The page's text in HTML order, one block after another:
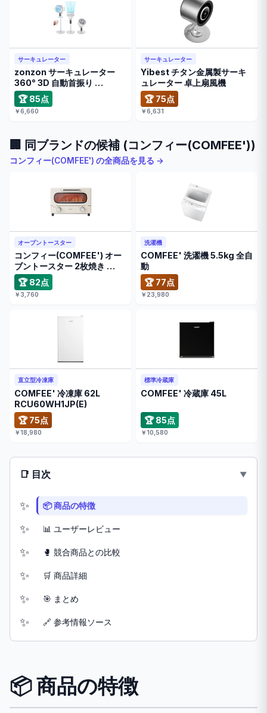
サーキュレーター
zonzon サーキュレーター
360° 3D 自動首振り …
🏆 85点
￥6,660
サーキュレーター
Yibest チタン金属製サーキ
ュレーター 卓上扇風機
🏆 75点
￥6,631
🏢 同ブランドの候補 (コンフィー(COMFEE'))
コンフィー(COMFEE') の全商品を見る →
オーブントースター
コンフィー(COMFEE') オー
ブントースター 2枚焼き …
🏆 82点
￥3,760
洗濯機
COMFEE' 洗濯機 5.5kg 全自
動
🏆 77点
￥23,980
直立型冷凍庫
COMFEE' 冷凍庫 62L
RCU60WH1JP(E)
🏆 75点
￥18,980
標準冷蔵庫
COMFEE' 冷蔵庫 45L
🏆 85点
￥10,580
📑 目次
📦 商品の特徴
📊 ユーザーレビュー
🥊 競合商品との比較
🛒 商品詳細
🎯 まとめ
🔗 参考情報ソース
📦 商品の特徴